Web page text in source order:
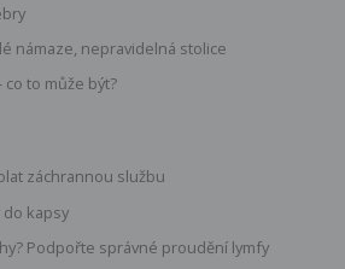
námaze, nepravidelná stolice
to může být?
záchrannou službu
do kapsy
Podpořte správné proudění lymfy